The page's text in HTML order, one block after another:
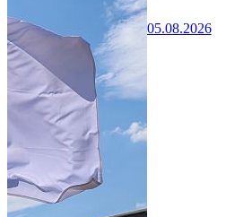
05.08.2026